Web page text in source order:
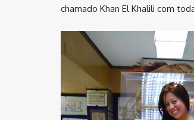
chamado Khan El Khalili com